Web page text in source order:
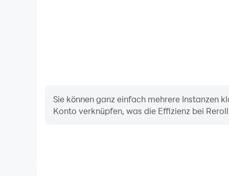
Sie können ganz einfach mehrere Instanzen
Konto verknüpfen, was die Effizienz bei